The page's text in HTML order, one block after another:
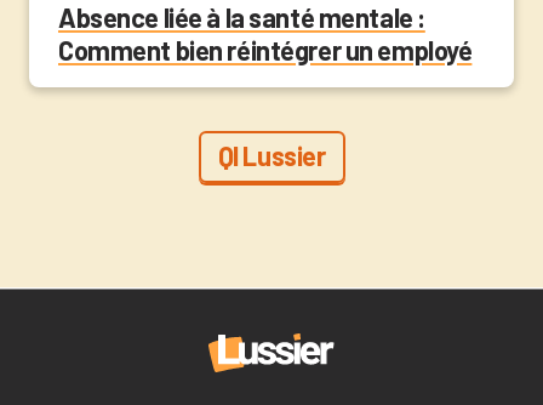
Absence liée à la santé mentale :
Comment bien réintégrer un employé
QI Lussier